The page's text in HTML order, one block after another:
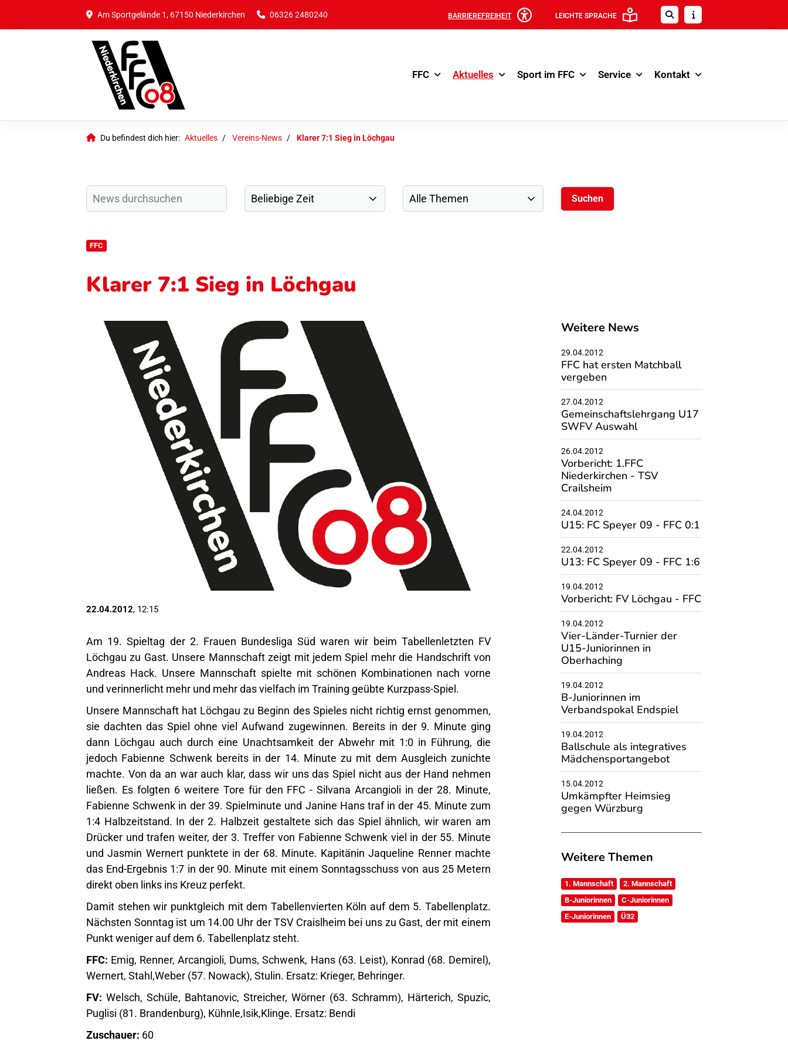
Am Sportgelände 1, 67150 Niederkirchen 06326 2480240 BARRIEREFREIHEIT LEICHTE SPRACHE
FFC Aktuelles Sport im FFC Service Kontakt
Du befindest dich hier: Aktuelles Vereins-News Klarer 7:1 Sieg in Löchgau
FFC
Klarer 7:1 Sieg in Löchgau
22.04.2012, 12:15
Am 19. Spieltag der 2. Frauen Bundesliga Süd waren wir beim Tabellenletzten FV
Löchgau zu Gast. Unsere Mannschaft zeigt mit jedem Spiel mehr die Handschrift von
Andreas Hack. Unsere Mannschaft spielte mit schönen Kombinationen nach vorne
und verinnerlicht mehr und mehr das vielfach im Training geübte Kurzpass-Spiel.
Unsere Mannschaft hat Löchgau zu Beginn des Spieles nicht richtig ernst genommen,
sie dachten das Spiel ohne viel Aufwand zugewinnen. Bereits in der 9. Minute ging
dann Löchgau auch durch eine Unachtsamkeit der Abwehr mit 1:0 in Führung, die
jedoch Fabienne Schwenk bereits in der 14. Minute zu mit dem Ausgleich zunichte
machte. Von da an war auch klar, dass wir uns das Spiel nicht aus der Hand nehmen
ließen. Es folgten 6 weitere Tore für den FFC - Silvana Arcangioli in der 28. Minute,
Fabienne Schwenk in der 39. Spielminute und Janine Hans traf in der 45. Minute zum
1:4 Halbzeitstand. In der 2. Halbzeit gestaltete sich das Spiel ähnlich, wir waren am
Drücker und trafen weiter, der 3. Treffer von Fabienne Schwenk viel in der 55. Minute
und Jasmin Wernert punktete in der 68. Minute. Kapitänin Jaqueline Renner machte
das End-Ergebnis 1:7 in der 90. Minute mit einem Sonntagsschuss von aus 25 Metern
direkt oben links ins Kreuz perfekt.
Damit stehen wir punktgleich mit dem Tabellenvierten Köln auf dem 5. Tabellenplatz.
Nächsten Sonntag ist um 14.00 Uhr der TSV Craislheim bei uns zu Gast, der mit einem
Punkt weniger auf dem 6. Tabellenplatz steht.
FFC: Emig, Renner, Arcangioli, Dums, Schwenk, Hans (63. Leist), Konrad (68. Demirel),
Wernert, Stahl,Weber (57. Nowack), Stulin. Ersatz: Krieger, Behringer.
FV: Welsch, Schüle, Bahtanovic, Streicher, Wörner (63. Schramm), Härterich, Spuzic,
Puglisi (81. Brandenburg), Kühnle,Isik,Klinge. Ersatz: Bendi
Zuschauer: 60
Weitere News
29.04.2012
FFC hat ersten Matchball
vergeben
27.04.2012
Gemeinschaftslehrgang U17
SWFV Auswahl
26.04.2012
Vorbericht: 1.FFC
Niederkirchen - TSV
Crailsheim
24.04.2012
U15: FC Speyer 09 - FFC 0:1
22.04.2012
U13: FC Speyer 09 - FFC 1:6
19.04.2012
Vorbericht: FV Löchgau - FFC
19.04.2012
Vier-Länder-Turnier der
U15-Juniorinnen in
Oberhaching
19.04.2012
B-Juniorinnen im
Verbandspokal Endspiel
19.04.2012
Ballschule als integratives
Mädchensportangebot
15.04.2012
Umkämpfter Heimsieg
gegen Würzburg
Weitere Themen
1. Mannschaft
2. Mannschaft
B-Juniorinnen
C-Juniorinnen
E-Juniorinnen
Ü32